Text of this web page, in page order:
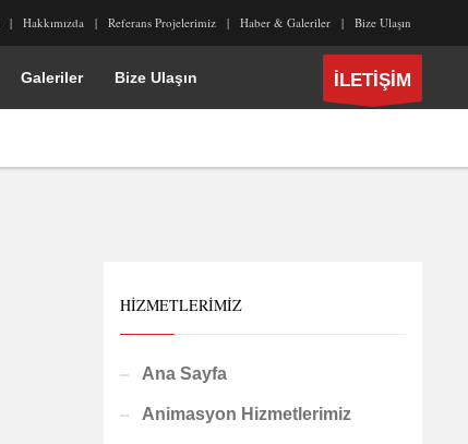
Hakkımızda Referans Projelerimiz Haber & Galeriler Bize Ulaşın
Galeriler Bize Ulaşın İLETİŞİM
HIZMETLERIMIZ
Ana Sayfa
Animasyon Hizmetlerimiz